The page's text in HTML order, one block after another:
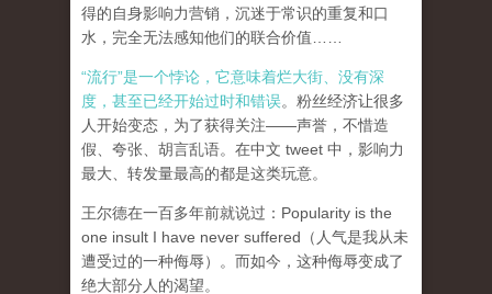
得的自身影响力营销，沉迷于常识的重复和口
水，完全无法感知他们的联合价值……
“流行”是一个悖论，它意味着烂大街、没有深
度，甚至已经开始过时和错误。粉丝经济让很多
人开始变态，为了获得关注——声誉，不惜造
假、夸张、胡言乱语。在中文 tweet 中，影响力
最大、转发量最高的都是这类玩意。
王尔德在一百多年前就说过：Popularity is the
one insult I have never suffered（人气是我从未
遭受过的一种侮辱）。而如今，这种侮辱变成了
绝大部分人的渴望。